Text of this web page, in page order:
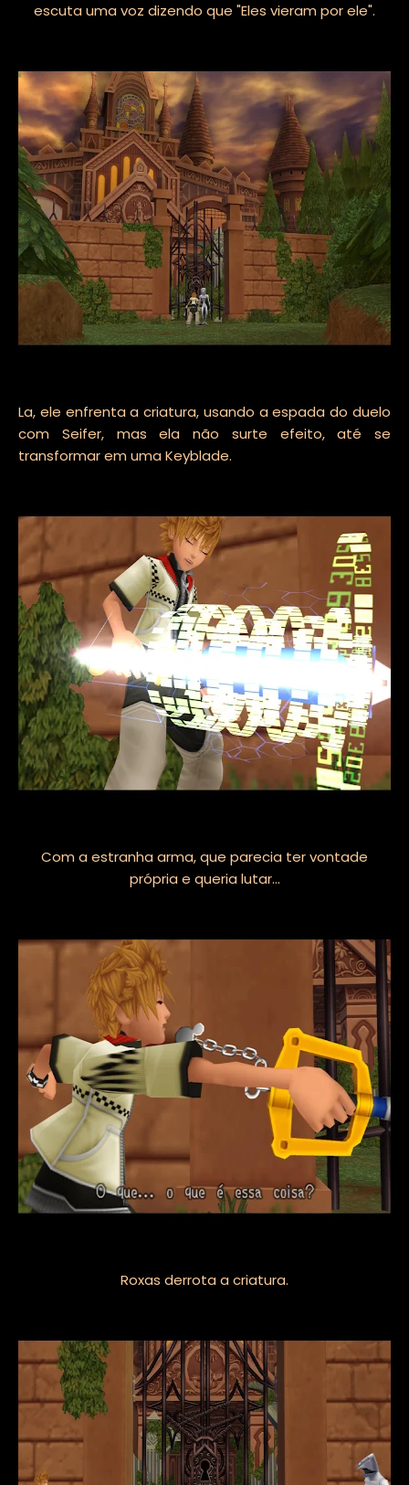
escuta uma voz dizendo que "Eles vieram por ele".
La, ele enfrenta a criatura, usando a espada do duelo
com Seifer, mas ela não surte efeito, até se
transformar em uma Keyblade.
Com a estranha arma, que parecia ter vontade
própria e queria lutar...
Roxas derrota a criatura.